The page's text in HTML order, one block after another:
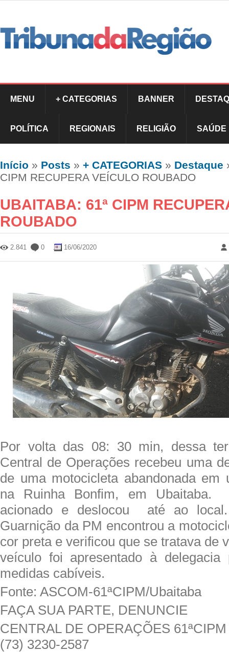
MENU + CATEGORIAS BANNER
POLÍTICA REGIONAIS RELIGIÃO SAÚDE
Início » Posts » + CATEGORIAS » Destaque
CIPM RECUPERA VEÍCULO ROUBADO
UBAITABA: 61ª CIPM
ROUBADO
2.841 0 16/06/2020
Por volta das 08: 30 min, dessa
Central de Operações recebeu uma
de uma motocicleta abandonada em
na Ruinha Bonfim, em
acionado e deslocou até ao
Guarnição da PM encontrou a
cor preta e verificou que se tratava de
veículo foi apresentado à delegacia
medidas cabíveis.
Fonte: ASCOM-61ªCIPM/Ubaitaba
FAÇA SUA PARTE, DENUNCIE
CENTRAL DE OPERAÇÕES 61ªCIPM
(73) 3230-2587